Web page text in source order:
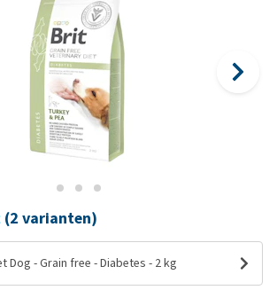
(2 varianten)
Dog - Grain free - Diabetes - 2 kg